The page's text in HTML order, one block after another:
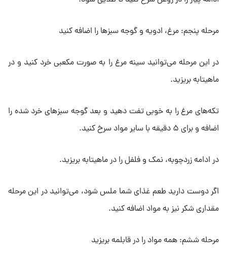
مرحله پنجم: مرغ، ادویه و گوجه سبزها را اضافه کنید
در این مرحله می‌توانید سینه مرغ را به صورت مکعبی خرد کنید و در
ماهیتابه بریزید.
تکه‌های مرغ را به خوبی تفت دهید و بعد گوجه سبزهای خرد شده را
اضافه و برای ۵ دقیقه با سایر مواد سرخ کنید.
در ادامه زردچوبه، نمک و فلفل را در ماهیتابه بریزید.
اگر دوست دارید طعم غذای شما ملس شود، می‌توانید در این مرحله
مقداری شکر نیز به مواد اضافه کنید.
مرحله ششم: همه مواد را در قابلمه بریزید